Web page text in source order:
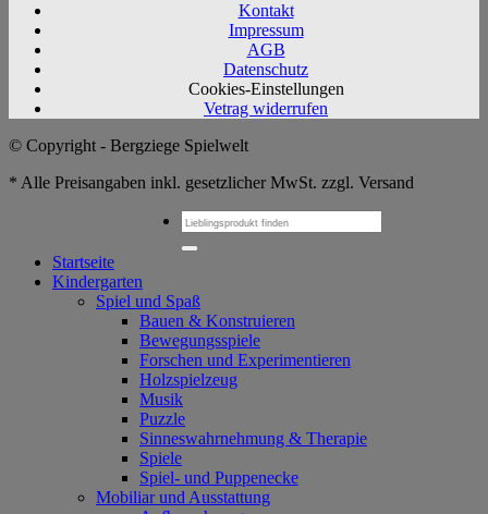
Kontakt
Impressum
AGB
Datenschutz
Cookies-Einstellungen
Vetrag widerrufen
© Copyright - Bergziege Spielwelt
* Alle Preisangaben inkl. gesetzlicher MwSt. zzgl. Versand
Suchen
nach:
Startseite
Kindergarten
Spiel und Spaß
Bauen & Konstruieren
Bewegungsspiele
Forschen und Experimentieren
Holzspielzeug
Musik
Puzzle
Sinneswahrnehmung & Therapie
Spiele
Spiel- und Puppenecke
Mobiliar und Ausstattung